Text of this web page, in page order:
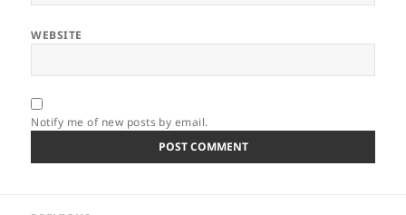
WEBSITE
Notify me of new posts by email.